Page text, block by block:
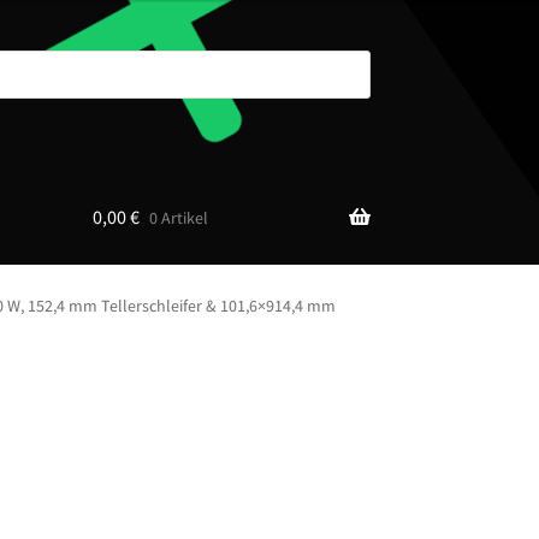
0,00€ 0 Artikel
W, 152,4 mm Tellerschleifer & 101,6×914,4 mm